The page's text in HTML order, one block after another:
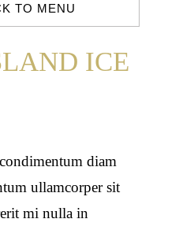
TO MENU
ICE
diam
ullamcorper sit
mi nulla in